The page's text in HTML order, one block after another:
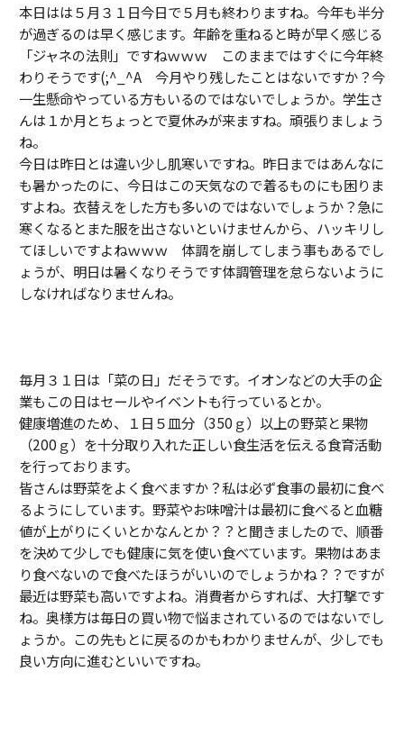
本日はは５月３１日今日で５月も終わりますね。今年も半分
が過ぎるのは早く感じます。年齢を重ねると時が早く感じる
「ジャネの法則」ですねｗｗｗ このままではすぐに今年終
わりそうです(;^_^A 今月やり残したことはないですか？今
一生懸命やっている方もいるのではないでしょうか。学生さ
んは１か月とちょっとで夏休みが来ますね。頑張りましょう
ね。
今日は昨日とは違い少し肌寒いですね。昨日まではあんなに
も暑かったのに、今日はこの天気なので着るものにも困りま
すよね。衣替えをした方も多いのではないでしょうか？急に
寒くなるとまた服を出さないといけませんから、ハッキリし
てほしいですよねｗｗｗ 体調を崩してしまう事もあるでし
ょうが、明日は暑くなりそうです体調管理を怠らないように
しなければなりませんね。
毎月３１日は「菜の日」だそうです。イオンなどの大手の企
業もこの日はセールやイベントも行っているとか。
健康増進のため、１日５皿分（350ｇ）以上の野菜と果物
（200ｇ）を十分取り入れた正しい食生活を伝える食育活動
を行っております。
皆さんは野菜をよく食べますか？私は必ず食事の最初に食べ
るようにしています。野菜やお味噌汁は最初に食べると血糖
値が上がりにくいとかなんとか？？と聞きましたので、順番
を決めて少しでも健康に気を使い食べています。果物はあま
り食べないので食べたほうがいいのでしょうかね？？ですが
最近は野菜も高いですよね。消費者からすれば、大打撃です
ね。奥様方は毎日の買い物で悩まされているのではないでし
ょうか。この先もとに戻るのかもわかりませんが、少しでも
良い方向に進むといいですね。